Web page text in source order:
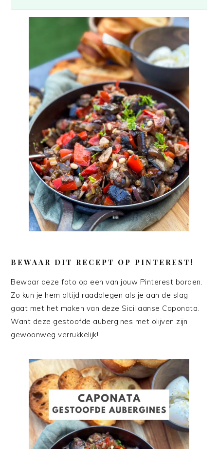
BEWAAR DIT RECEPT OP PINTEREST!
Bewaar deze foto op een van jouw Pinterest borden.
Zo kun je hem altijd raadplegen als je aan de slag
gaat met het maken van deze Siciliaanse Caponata.
Want deze gestoofde aubergines met olijven zijn
gewoonweg verrukkelijk!